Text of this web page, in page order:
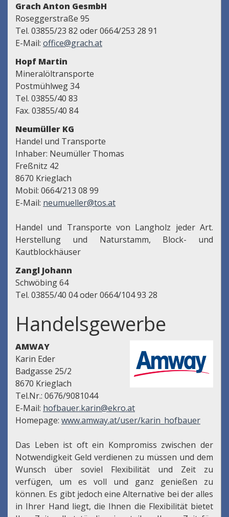
Grach Anton GesmbH
Roseggerstraße 95
Tel. 03855/23 82 oder 0664/253 28 91
E-Mail: office@grach.at
Hopf Martin
Mineralöltransporte
Postmühlweg 34
Tel. 03855/40 83
Fax. 03855/40 84
Neumüller KG
Handel und Transporte
Inhaber: Neumüller Thomas
Freßnitz 42
8670 Krieglach
Mobil: 0664/213 08 99
E-Mail: neumueller@tos.at
Handel und Transporte von Langholz jeder Art.
Herstellung und Naturstamm, Block- und
Kautblockhäuser
Zangl Johann
Schwöbing 64
Tel. 03855/40 04 oder 0664/104 93 28
Handelsgewerbe
AMWAY
Karin Eder
Badgasse 25/2
8670 Krieglach
Tel.Nr.: 0676/9081044
E-Mail: hofbauer.karin@ekro.at
Homepage: www.amway.at/user/karin_hofbauer
Das Leben ist oft ein Kompromiss zwischen der
Notwendigkeit Geld verdienen zu müssen und dem
Wunsch über soviel Flexibilität und Zeit zu
verfügen, um es voll und ganz genießen zu
können. Es gibt jedoch eine Alternative bei der alles
in Ihrer Hand liegt, die Ihnen die Flexibilität bietet